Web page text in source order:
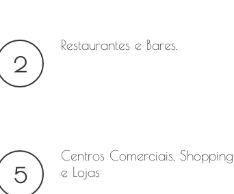
2
Restaurantes e Bares.
5
Centros Comerciais, Shopping
e Lojas